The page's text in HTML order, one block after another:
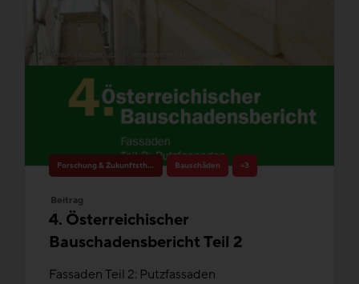
Forschung & Zukunftsthemen Bauschäden +3
Beitrag
4. Österreichischer
Bauschadensbericht Teil 2
Fassaden Teil 2: Putzfassaden